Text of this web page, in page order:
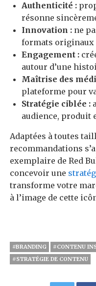
Authenticité :
résonne
Innovation : ne
formats
Engagement :
autour d’une
Maîtrise des
plateforme pour
Stratégie ciblée :
audience, produit
Adaptées à toutes
recommandations
exemplaire de Red
concevoir une
transforme votre
à l’image de cette
#BRANDING #CONTENU
#STRATÉGIE DE CONTENU